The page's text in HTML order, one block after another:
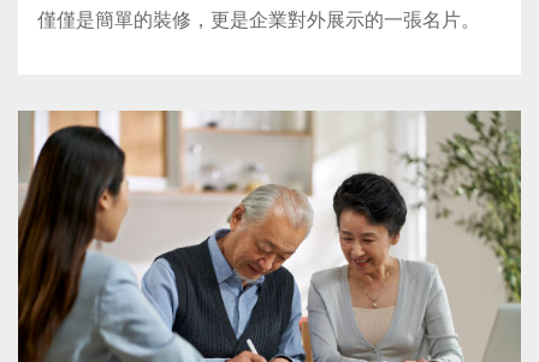
僅僅是簡單的裝修，更是企業對外展示的一張名片。